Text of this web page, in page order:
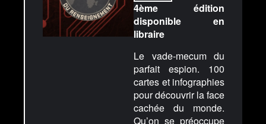
4ème édition
disponible en
libraire
Le vade-mecum du
parfait espion. 100
cartes et infographies
pour découvrir la face
cachée du monde.
Qu’on se préoccupe